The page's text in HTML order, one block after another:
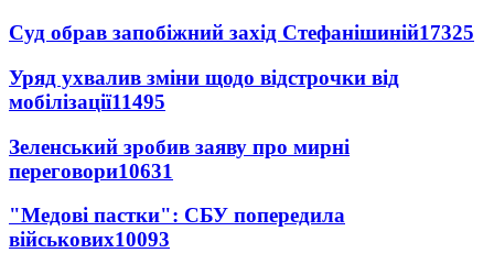
Суд обрав запобіжний захід Стефанішиній17325
Уряд ухвалив зміни щодо відстрочки від
мобілізації11495
Зеленський зробив заяву про мирні
переговори10631
"Медові пастки": СБУ попередила
військових10093